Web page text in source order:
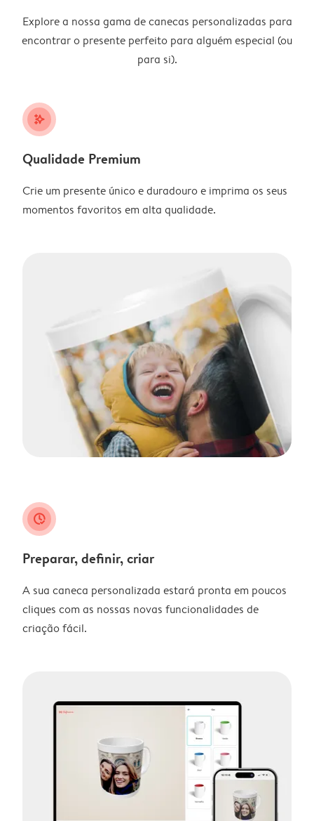
Explore a nossa gama de canecas personalizadas para
encontrar o presente perfeito para alguém especial (ou
para si).
stars_plus
Qualidade Premium
Crie um presente único e duradouro e imprima os seus
momentos favoritos em alta qualidade.
clock_check
Preparar, definir, criar
A sua caneca personalizada estará pronta em poucos
cliques com as nossas novas funcionalidades de
criação fácil.